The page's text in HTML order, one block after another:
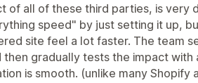
of all of these third parties, is very
speed" by just setting it up,
site feel a lot faster. The team
gradually tests the impact with
is smooth. (unlike many Shopify